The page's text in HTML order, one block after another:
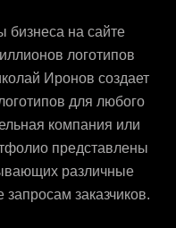
бизнеса на сайте
логотипов
Иронов создает
для любого
компания или
представлены
различные
заказчиков.